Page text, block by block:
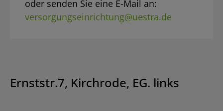
Ernststr.7, Kirchrode, EG. links
oder senden Sie eine E-Mail an:
versorgungseinrichtung@uestra.de